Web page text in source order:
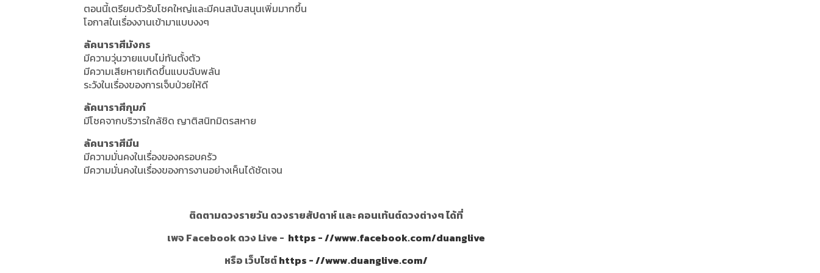
ตอนนี้เตรียมตัวรับโชคใหญ่และมีคนสนับสนุนเพิ่มมากขึ้น
โอกาสในเรื่องงานเข้ามาแบบงงๆ
ลัคนาราศีมังกร
มีความวุ่นวายแบบไม่ทันตั้งตัว
มีความเสียหายเกิดขึ้นแบบฉับพลัน
ระวังในเรื่องของการเจ็บป่วยให้ดี
ลัคนาราศีกุมภ์
มีโชคจากบริวารใกล้ชิด ญาติสนิทมิตรสหาย
ลัคนาราศีมีน
มีความมั่นคงในเรื่องของครอบครัว
มีความมั่นคงในเรื่องของการงานอย่างเห็นได้ชัดเจน
ติดตามดวงรายวัน ดวงรายสัปดาห์ และ คอนเท้นต์ดวงต่างๆ ได้ที่
เพจ Facebook ดวง Live - https - //www.facebook.com/duanglive
หรือ เว็บไซต์https - //www.duanglive.com/